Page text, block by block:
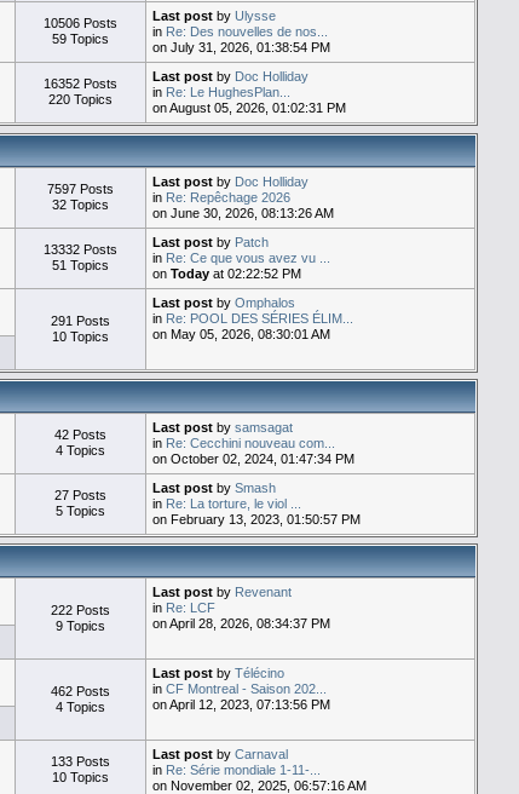
10506 Posts
59 Topics
Last post byUlysse
in Re: Des nouvelles de nos...
on July 31, 2026, 01:38:54 PM
16352 Posts
220 Topics
Last post by Doc Holliday
in Re: Le HughesPlan...
on August 05, 2026, 01:02:31 PM
7597 Posts
32 Topics
Last post by Doc Holliday
in Re: Repêchage 2026
on June 30, 2026, 08:13:26 AM
13332 Posts
51 Topics
Last post by Patch
in Re: Ce que vous avez vu ...
onToday at 02:22:52 PM
291 Posts
10 Topics
Last post byOmphalos
in Re: POOL DES SÉRIES ÉLIM...
on May 05, 2026, 08:30:01 AM
42 Posts
4 Topics
Last post bysamsagat
in Re: Cecchini nouveau com...
on October 02, 2024, 01:47:34 PM
27 Posts
5 Topics
Last post bySmash
in Re: La torture, le viol ...
on February 13, 2023, 01:50:57 PM
222 Posts
9 Topics
Last post by Revenant
in Re: LCF
on April 28, 2026, 08:34:37 PM
462 Posts
4 Topics
Last post byTélécino
inCF Montreal - Saison 202...
on April 12, 2023, 07:13:56 PM
133 Posts
10 Topics
Last post byCarnaval
in Re: Série mondiale 1-11-...
on November 02, 2025, 06:57:16 AM